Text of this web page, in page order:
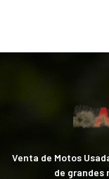
Venta de Motos
de grandes